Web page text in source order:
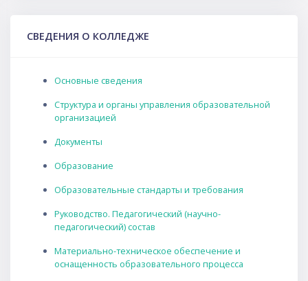
СВЕДЕНИЯ О КОЛЛЕДЖЕ
Основные сведения
Структура и органы управления образовательной
организацией
Документы
Образование
Образовательные стандарты и требования
Руководство. Педагогический (научно-
педагогический) состав
Материально-техническое обеспечение и
оснащенность образовательного процесса